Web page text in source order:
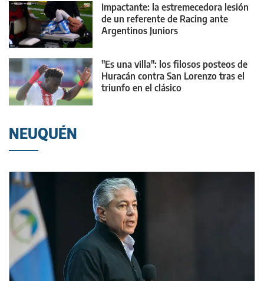
Impactante: la estremecedora lesión
de un referente de Racing ante
Argentinos Juniors
"Es una villa": los filosos posteos de
Huracán contra San Lorenzo tras el
triunfo en el clásico
NEUQUÉN